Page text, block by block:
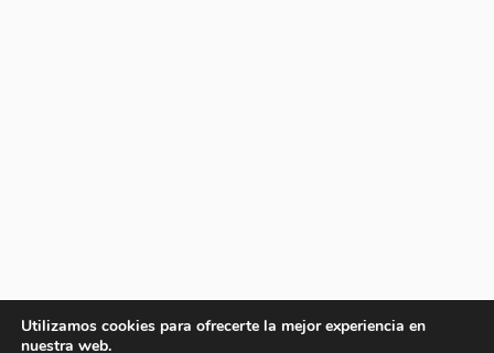
Utilizamos cookies para ofrecerte la mejor experiencia en
nuestra web.